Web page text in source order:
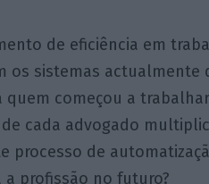
de eficiência em
os sistemas actualmente
começou a
cada advogado
processo de
a profissão no futuro?